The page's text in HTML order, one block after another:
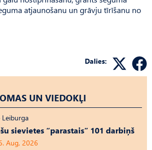
atjaunošanu un grāvju tīrīšanu no
Dalies:
UN VIEDOKĻI
Leiburga
sievietes “parastais” 101 darbiņš
Aug, 2026